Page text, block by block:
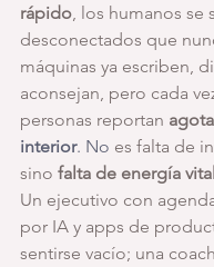
rápido , los humanos se
desconectados que
máquinas ya escriben,
aconsejan, pero cada
personas reportan
interior. No es falta de
sino falta de energía vital
Un ejecutivo con
por IA y apps de
sentirse vacío; una